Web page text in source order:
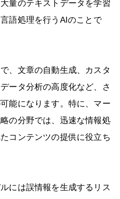
量のテキストデータを学習
語処理を行うAIのことで
、文章の自動生成、カスタ
ータ分析の高度化など、さ
能になります。特に、マー
の分野では、迅速な情報処
コンテンツの提供に役立ち
には誤情報を生成するリス